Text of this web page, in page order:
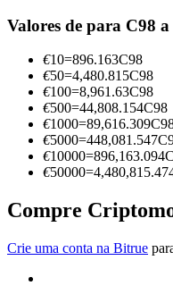
Junte-se aos principais
Torne-se um Trader
Valores de para C98
€10=896.163C98
€50=4,480.815C98
€100=8,961.63C98
€500=44,808.154C98
€1000=89,616.309
€5000=448,081.547
€10000=896,163.094
€50000=
Compre
Crie uma conta na Bitrue